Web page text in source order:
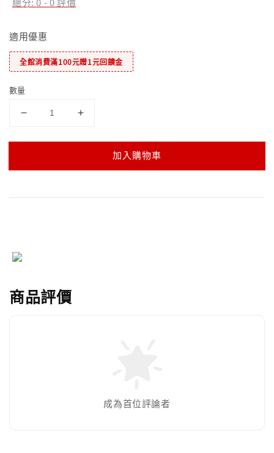
適用優惠
全館消費滿100元贈1元回饋金
數量
加入購物車
商品評價
成為首位評論者